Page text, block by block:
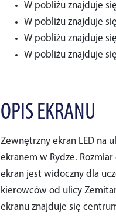
W pobliżu znajduje
W pobliżu znajduje
W pobliżu znajduje
W pobliżu znajduje
OPIS EKRANU
Zewnętrzny ekran LED na
ekranem w Rydze.
ekran jest widoczny dla
kierowców od ulicy
ekranu znajduje się